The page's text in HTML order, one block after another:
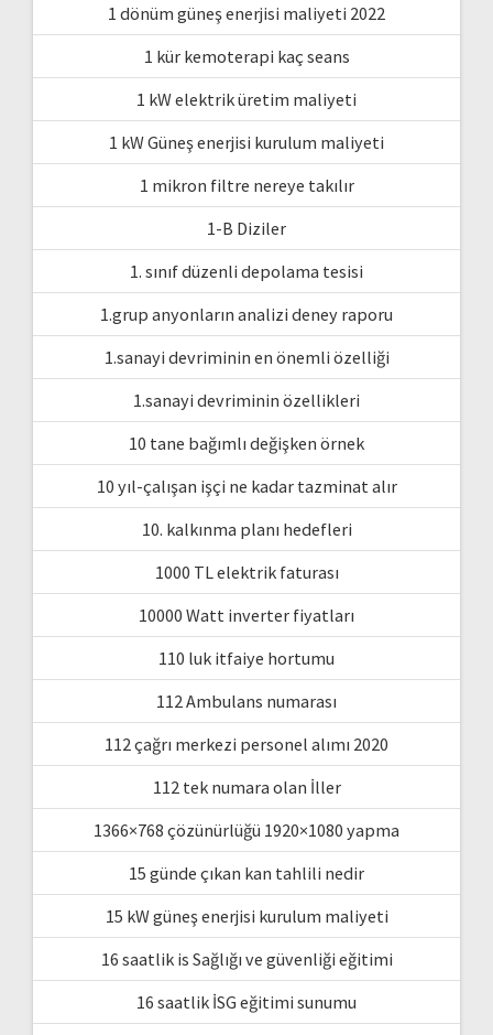
1 dönüm güneş enerjisi maliyeti 2022
1 kür kemoterapi kaç seans
1 kW elektrik üretim maliyeti
1 kW Güneş enerjisi kurulum maliyeti
1 mikron filtre nereye takılır
1-B Diziler
1. sınıf düzenli depolama tesisi
1.grup anyonların analizi deney raporu
1.sanayi devriminin en önemli özelliği
1.sanayi devriminin özellikleri
10 tane bağımlı değişken örnek
10 yıl-çalışan işçi ne kadar tazminat alır
10. kalkınma planı hedefleri
1000 TL elektrik faturası
10000 Watt inverter fiyatları
110 luk itfaiye hortumu
112 Ambulans numarası
112 çağrı merkezi personel alımı 2020
112 tek numara olan İller
1366×768 çözünürlüğü 1920×1080 yapma
15 günde çıkan kan tahlili nedir
15 kW güneş enerjisi kurulum maliyeti
16 saatlik is Sağlığı ve güvenliği eğitimi
16 saatlik İSG eğitimi sunumu